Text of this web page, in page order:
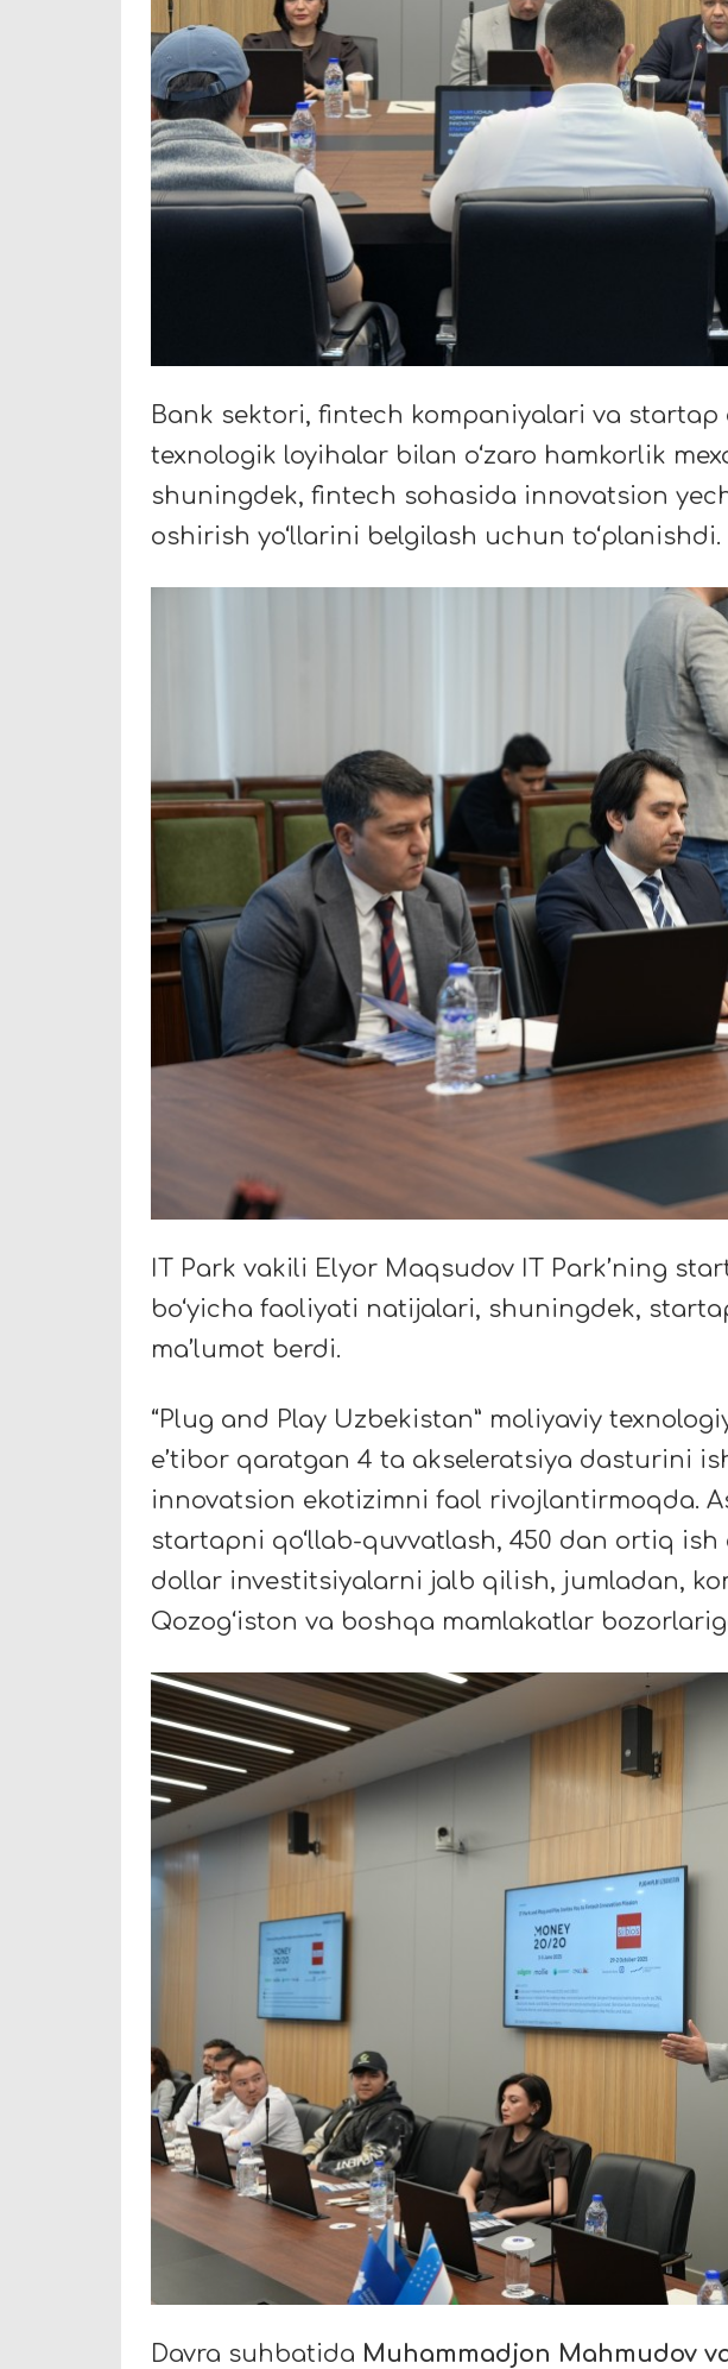
Bank sektori, fintech kompaniyalari va
texnologik loyihalar bilan o‘zaro hamkorlik
shuningdek, fintech sohasida innovatsion
oshirish yo‘llarini belgilash uchun to‘planishdi.
IT Park vakili Elyor Maqsudov IT Park’ning
bo‘yicha faoliyati natijalari, shuningdek,
ma’lumot berdi.
“Plug and Play Uzbekistan” moliyaviy
e’tibor qaratgan 4 ta akseleratsiya dasturini
innovatsion ekotizimni faol rivojlantirmoqda.
startapni qo‘llab-quvvatlash, 450 dan ortiq ish
dollar investitsiyalarni jalb qilish, jumladan,
Qozog‘iston va boshqa mamlakatlar
Davra suhbatida Muhammadjon Mahmudov